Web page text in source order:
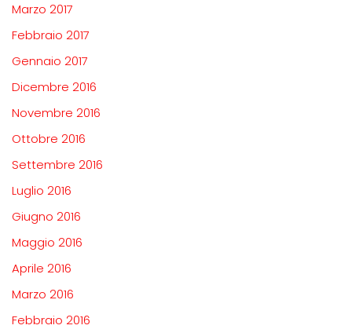
Marzo 2017
Febbraio 2017
Gennaio 2017
Dicembre 2016
Novembre 2016
Ottobre 2016
Settembre 2016
Luglio 2016
Giugno 2016
Maggio 2016
Aprile 2016
Marzo 2016
Febbraio 2016